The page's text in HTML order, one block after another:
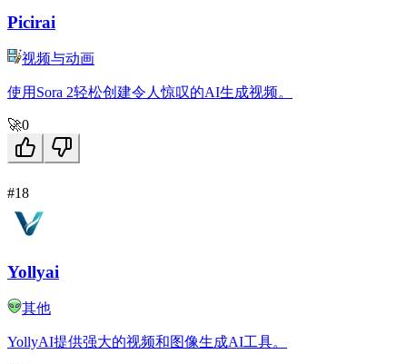
Picirai
视频与动画
使用Sora 2轻松创建令人惊叹的AI生成视频。
🚀0
#18
Yollyai
其他
YollyAI提供强大的视频和图像生成AI工具。